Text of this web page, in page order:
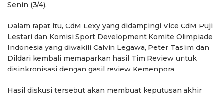
Senin (3/4).
Dalam rapat itu, CdM Lexy yang didampingi Vice CdM Puji
Lestari dan Komisi Sport Development Komite Olimpiade
Indonesia yang diwakili Calvin Legawa, Peter Taslim dan
Dildari kembali memaparkan hasil Tim Review untuk
disinkronisasi dengan gasil review Kemenpora.
Hasil diskusi tersebut akan membuat keputusan akhir